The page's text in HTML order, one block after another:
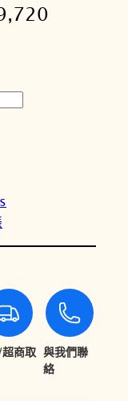
7
2
0
。
商取 與我們聯
絡